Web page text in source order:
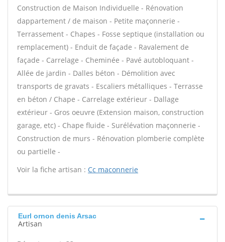
Construction de Maison Individuelle - Rénovation
dappartement / de maison - Petite maçonnerie -
Terrassement - Chapes - Fosse septique (installation ou
remplacement) - Enduit de façade - Ravalement de
façade - Carrelage - Cheminée - Pavé autobloquant -
Allée de jardin - Dalles béton - Démolition avec
transports de gravats - Escaliers métalliques - Terrasse
en béton / Chape - Carrelage extérieur - Dallage
extérieur - Gros oeuvre (Extension maison, construction
garage, etc) - Chape fluide - Surélévation maçonnerie -
Construction de murs - Rénovation plomberie complète
ou partielle -
Voir la fiche artisan : Cc maconnerie
Eurl ornon denis Arsac
Artisan